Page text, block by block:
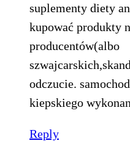
suplementy diety
kupować produkty
producentów(albo
odczucie.
kiepskiego
Reply